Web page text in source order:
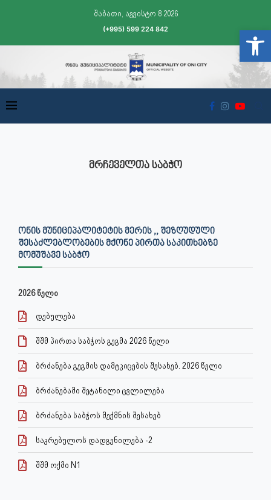
შაბათი, აგვისტო 8 2026
(+995) 599 224 842
ᲛᲠᲩᲔᲕᲔᲚᲗᲐ ᲡᲐᲑᲭᲝ
ᲝᲜᲘᲡ ᲛᲣᲜᲘᲪᲘᲞᲐᲚᲘᲢᲔᲢᲘᲡ ᲛᲔᲠᲘᲡ ,, ᲨᲔᲖᲦᲣᲓᲣᲚᲘ
ᲨᲔᲡᲐᲫᲚᲔᲑᲚᲝᲑᲔᲑᲘᲡ ᲛᲥᲝᲜᲔ ᲞᲘᲠᲗᲐ ᲡᲐᲙᲘᲗᲮᲔᲑᲖᲔ
ᲛᲝᲛᲣᲨᲐᲕᲔ ᲡᲐᲑᲭᲝ
2026 წელი
დებულება
შშმ პირთა საბჭოს გეგმა 2026 წელი
ბრძანება გეგმის დამტკიცების შესახებ. 2026 წელი
ბრძანებაში შეტანილი ცვლილება
ბრძანება საბჭოს შექმნის შესახებ
საკრებულოს დადგენილება -2
შშმ ოქმი N1